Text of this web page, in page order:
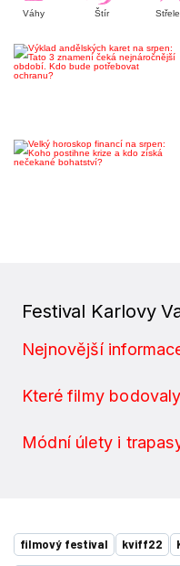
Váhy Štír
Festival Karlovy
Nejnovější
Které filmy
Módní úlety i
filmový festival kviff22